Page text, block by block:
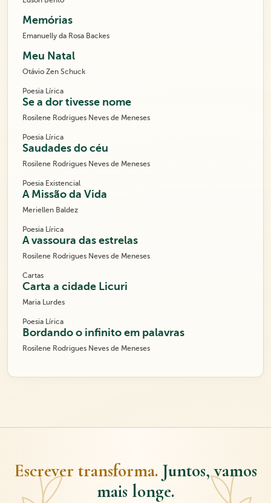
Memórias
Emanuelly da Rosa Backes
Meu Natal
Otávio Zen Schuck
Poesia Lírica
Se a dor tivesse nome
Rosilene Rodrigues Neves de Meneses
Poesia Lírica
Saudades do céu
Rosilene Rodrigues Neves de Meneses
Poesia Existencial
A Missão da Vida
Meriellen Baldez
Poesia Lírica
A vassoura das estrelas
Rosilene Rodrigues Neves de Meneses
Cartas
Carta a cidade Licuri
Maria Lurdes
Poesia Lírica
Bordando o infinito em palavras
Rosilene Rodrigues Neves de Meneses
Escrever transforma. Juntos, vamos
mais longe.